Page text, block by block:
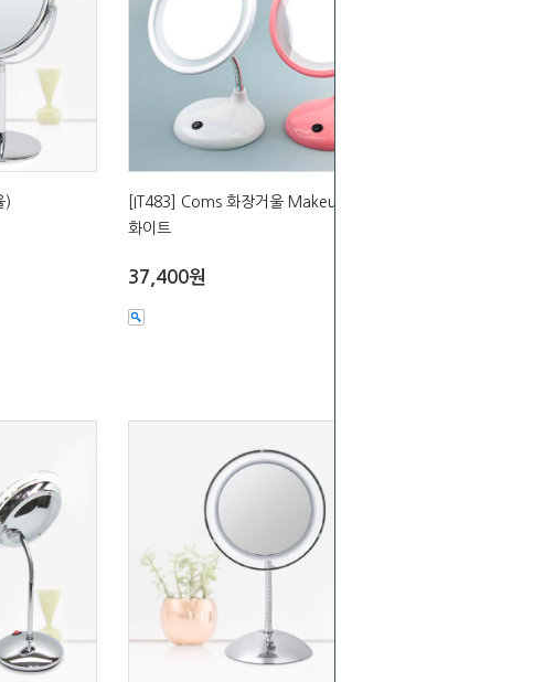
)
[IT483] Coms 화장거울 Makeup mirror
화이트
37,400원